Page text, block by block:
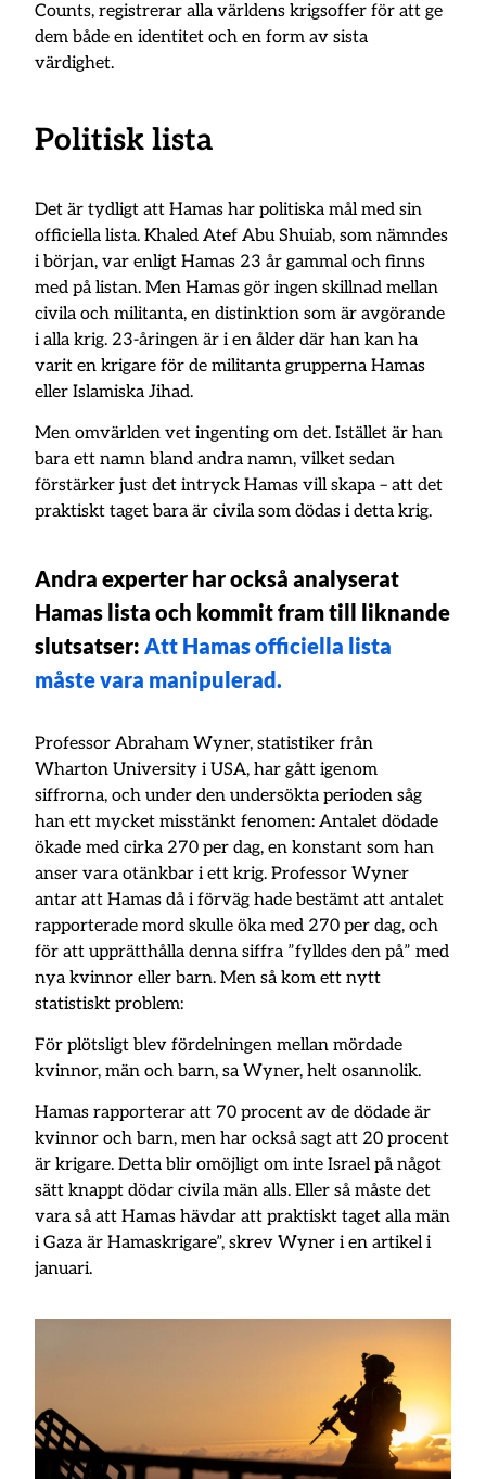
Counts, registrerar alla världens krigsoffer för att ge
dem både en identitet och en form av sista
värdighet.
Politisk lista
Det är tydligt att Hamas har politiska mål med sin
officiella lista. Khaled Atef Abu Shuiab, som nämndes
i början, var enligt Hamas 23 år gammal och finns
med på listan. Men Hamas gör ingen skillnad mellan
civila och militanta, en distinktion som är avgörande
i alla krig. 23-åringen är i en ålder där han kan ha
varit en krigare för de militanta grupperna Hamas
eller Islamiska Jihad.
Men omvärlden vet ingenting om det. Istället är han
bara ett namn bland andra namn, vilket sedan
förstärker just det intryck Hamas vill skapa – att det
praktiskt taget bara är civila som dödas i detta krig.
Andra experter har också analyserat
Hamas lista och kommit fram till liknande
slutsatser:Att Hamas officiella lista
måste vara manipulerad.
Professor Abraham Wyner, statistiker från
Wharton University i USA, har gått igenom
siffrorna, och under den undersökta perioden såg
han ett mycket misstänkt fenomen: Antalet dödade
ökade med cirka 270 per dag, en konstant som han
anser vara otänkbar i ett krig. Professor Wyner
antar att Hamas då i förväg hade bestämt att antalet
rapporterade mord skulle öka med 270 per dag, och
för att upprätthålla denna siffra ”fylldes den på” med
nya kvinnor eller barn. Men så kom ett nytt
statistiskt problem:
För plötsligt blev fördelningen mellan mördade
kvinnor, män och barn, sa Wyner, helt osannolik.
Hamas rapporterar att 70 procent av de dödade är
kvinnor och barn, men har också sagt att 20 procent
är krigare. Detta blir omöjligt om inte Israel på något
sätt knappt dödar civila män alls. Eller så måste det
vara så att Hamas hävdar att praktiskt taget alla män
i Gaza är Hamaskrigare”, skrev Wyner i en artikel i
januari.